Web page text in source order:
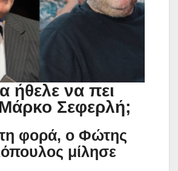
ήθελε να πει
Σεφερλή;
φορά, ο Φώτης
μίλησε